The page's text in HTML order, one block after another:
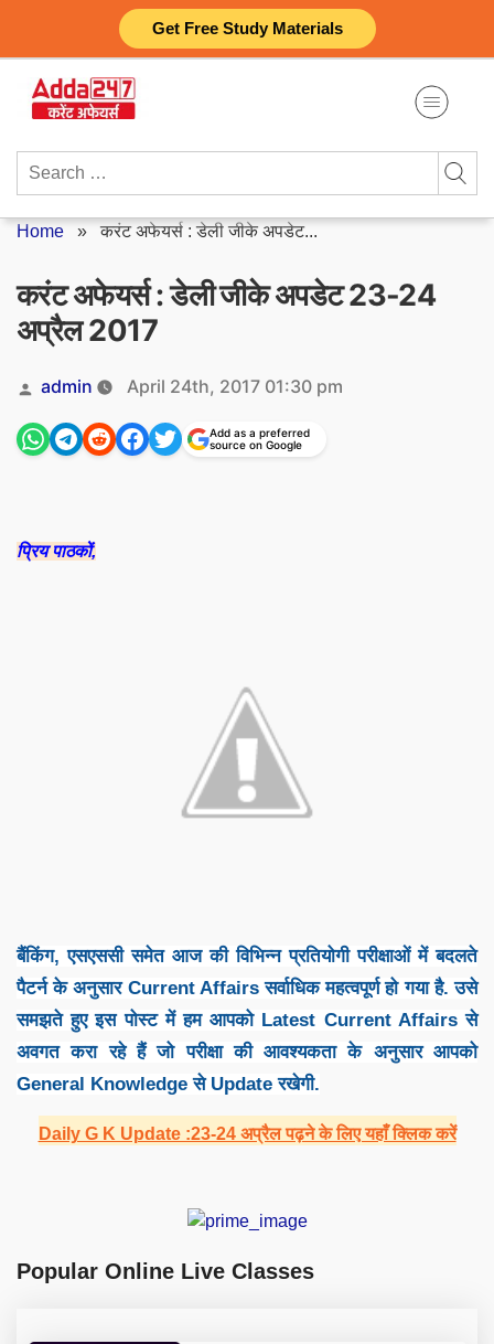
Get Free Study Materials
content
Search
Home »करंट अफेयर्स : डेली जीके अपडेट...
करंट अफेयर्स : डेली जीके अपडेट 23-24
अप्रैल 2017
Posted
by
admin April 24th, 2017 01:30 pm
Add as a preferred
source on Google
प्रिय पाठकों,
बैंकिंग, एसएससी समेत आज की विभिन्न प्रतियोगी परीक्षाओं में बदलते
पैटर्न के अनुसार Current Affairs सर्वाधिक महत्वपूर्ण हो गया है. उसे
समझते हुए इस पोस्ट में हम आपको Latest Current Affairs से
अवगत करा रहे हैं जो परीक्षा की आवश्यकता के अनुसार आपको
General Knowledge से Update रखेगी.
Daily G K Update :23-24 अप्रैल पढ़ने के लिए यहाँ क्लिक करें
Popular Online Live Classes